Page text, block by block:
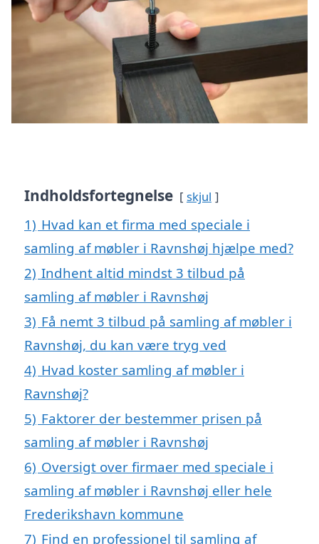
Indholdsfortegnelse skjul
1) Hvad kan et firma med speciale i
samling af møbler i Ravnshøj hjælpe med?
2) Indhent altid mindst 3 tilbud på
samling af møbler i Ravnshøj
3) Få nemt 3 tilbud på samling af møbler i
Ravnshøj, du kan være tryg ved
4) Hvad koster samling af møbler i
Ravnshøj?
5) Faktorer der bestemmer prisen på
samling af møbler i Ravnshøj
6) Oversigt over firmaer med speciale i
samling af møbler i Ravnshøj eller hele
Frederikshavn kommune
7) Find en professionel til samling af